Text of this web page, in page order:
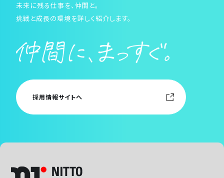
未来に残る仕事を、仲間と。
挑戦と成長の環境を詳しく紹介します。
採用情報サイトへ